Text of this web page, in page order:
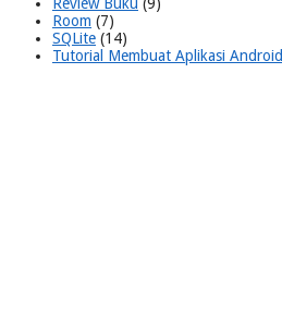
Room (7)
SQLite (14)
Tutorial Membuat Aplikasi Android